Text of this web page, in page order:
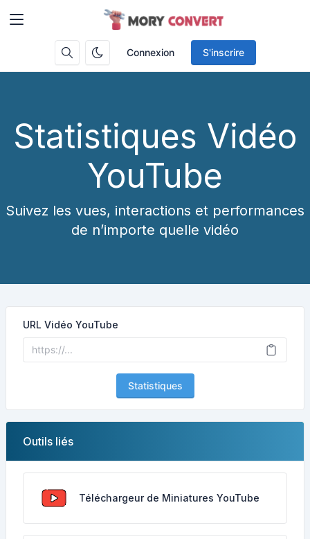
Connexion S'inscrire
Statistiques Vidéo
YouTube
Suivez les vues, interactions et performances
de n’importe quelle vidéo
URL Vidéo YouTube
Statistiques
Outils liés
Téléchargeur de Miniatures YouTube